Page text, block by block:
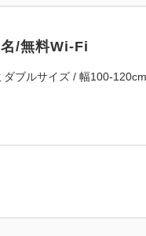
ホットコーヒー・アイ
※この中からお選びい
す。
※朝食はテイクアウト
【朝食会場】
/無料Wi-Fi
ダブルサイズ / 幅100-